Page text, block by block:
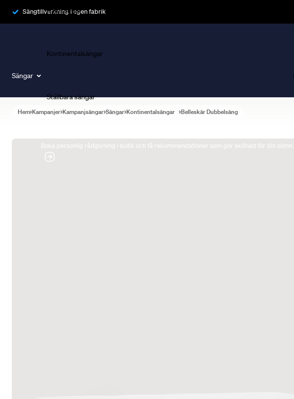
Sängtillverkning i egen fabrik
Sängar
Ramsängar
Kontinentalsängar
Ställbara sängar
Boka personlig rådgivning i butik och få rekommendationer som gör skillnad för din sömn.
Hem Kampanjer Kampanjsängar Sängar Kontinentalsängar Belleskär Dubbelsäng